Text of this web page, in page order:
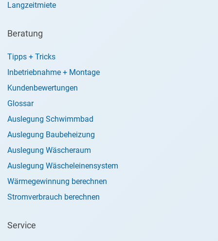
Langzeitmiete
Beratung
Tipps + Tricks
Inbetriebnahme + Montage
Kundenbewertungen
Glossar
Auslegung Schwimmbad
Auslegung Baubeheizung
Auslegung Wäscheraum
Auslegung Wäscheleinensystem
Wärmegewinnung berechnen
Stromverbrauch berechnen
Service